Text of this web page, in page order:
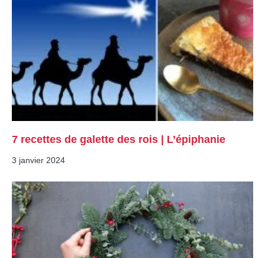
7 recettes de galette des rois | L’épiphanie
3 janvier 2024